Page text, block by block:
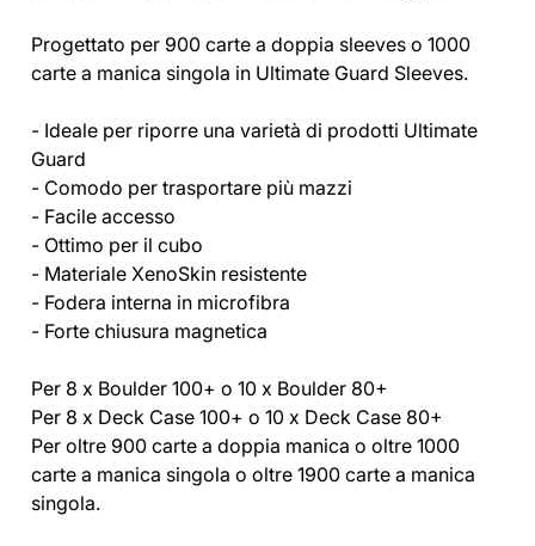
Progettato per 900 carte a doppia sleeves o 1000
carte a manica singola in Ultimate Guard Sleeves.
- Ideale per riporre una varietà di prodotti Ultimate
Guard
- Comodo per trasportare più mazzi
- Facile accesso
- Ottimo per il cubo
- Materiale XenoSkin resistente
- Fodera interna in microfibra
- Forte chiusura magnetica
Per 8 x Boulder 100+ o 10 x Boulder 80+
Per 8 x Deck Case 100+ o 10 x Deck Case 80+
Per oltre 900 carte a doppia manica o oltre 1000
carte a manica singola o oltre 1900 carte a manica
singola.